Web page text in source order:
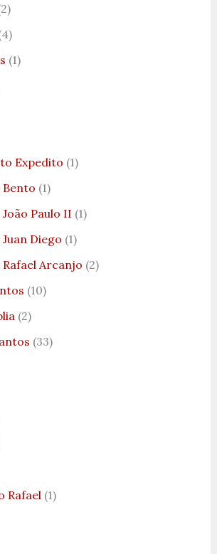
(1)
Expedito (1)
Bento (1)
Paulo II (1)
Diego (1)
Arcanjo (2)
(10)
(2)
(33)
Rafael (1)